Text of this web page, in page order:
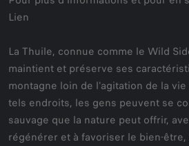
Lien
La Thuile, connue comme le Wild
maintient et préserve ses
montagne loin de l'agitation de la
tels endroits, les gens peuvent se
sauvage que la nature peut offrir,
régénérer et à favoriser le bien-